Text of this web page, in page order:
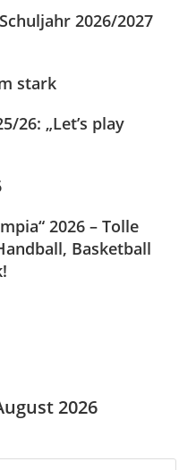
2026/2027
stark
26: „Let’s play
2026 – Tolle
Basketball
2026